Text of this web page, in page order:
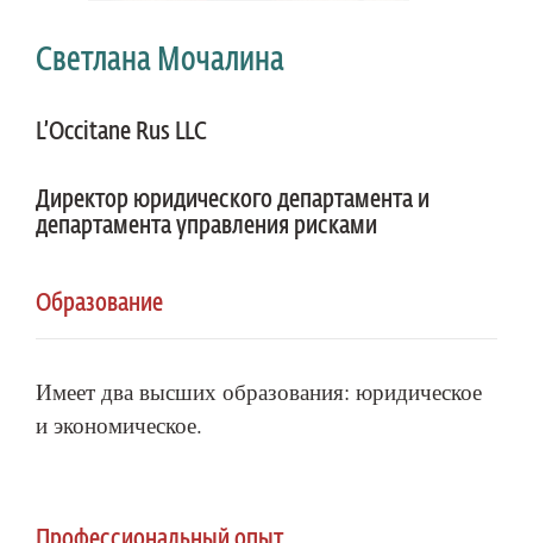
Светлана Мочалина
L’Occitane Rus LLC
Директор юридического департамента и
департамента управления рисками
Образование
Имеет два высших образования: юридическое
и экономическое.